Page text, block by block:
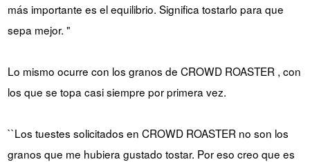
más importante es el equilibrio. Significa tostarlo para que
sepa mejor. "
Lo mismo ocurre con los granos de CROWD ROASTER , con
los que se topa casi siempre por primera vez.
``Los tuestes solicitados en CROWD ROASTER no son los
granos que me hubiera gustado tostar. Por eso creo que es